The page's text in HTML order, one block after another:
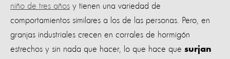
niño de tres años y tienen una variedad de
comportamientos similares a los de las personas. Pero, en
granjas industriales crecen en corrales de hormigón
estrechos y sin nada que hacer, lo que hace que surjan